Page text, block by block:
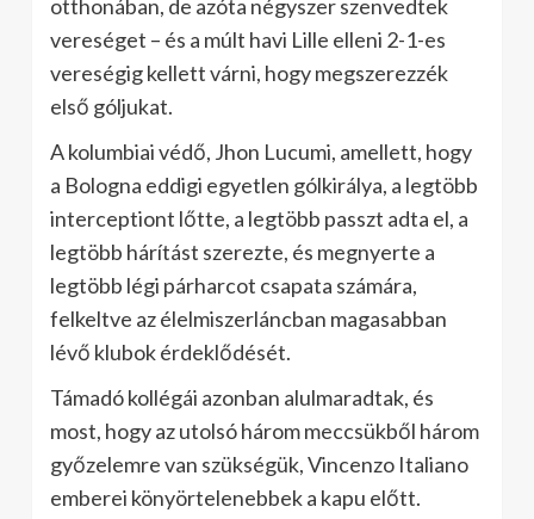
otthonában, de azóta négyszer szenvedtek
vereséget – és a múlt havi Lille elleni 2-1-es
vereségig kellett várni, hogy megszerezzék
első góljukat.
A kolumbiai védő, Jhon Lucumi, amellett, hogy
a Bologna eddigi egyetlen gólkirálya, a legtöbb
interceptiont lőtte, a legtöbb passzt adta el, a
legtöbb hárítást szerezte, és megnyerte a
legtöbb légi párharcot csapata számára,
felkeltve az élelmiszerláncban magasabban
lévő klubok érdeklődését.
Támadó kollégái azonban alulmaradtak, és
most, hogy az utolsó három meccsükből három
győzelemre van szükségük, Vincenzo Italiano
emberei könyörtelenebbek a kapu előtt.